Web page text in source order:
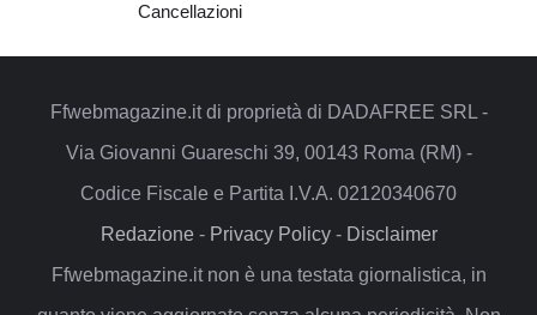
Cancellazioni
Ffwebmagazine.it di proprietà di DADAFREE SRL -
Via Giovanni Guareschi 39, 00143 Roma (RM) -
Codice Fiscale e Partita I.V.A. 02120340670
Redazione- Privacy Policy- Disclaimer
Ffwebmagazine.it non è una testata giornalistica, in